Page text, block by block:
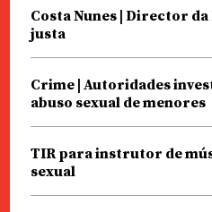
Costa Nunes | Director
justa
Crime | Autoridades
abuso sexual de menores
TIR para instrutor de
sexual